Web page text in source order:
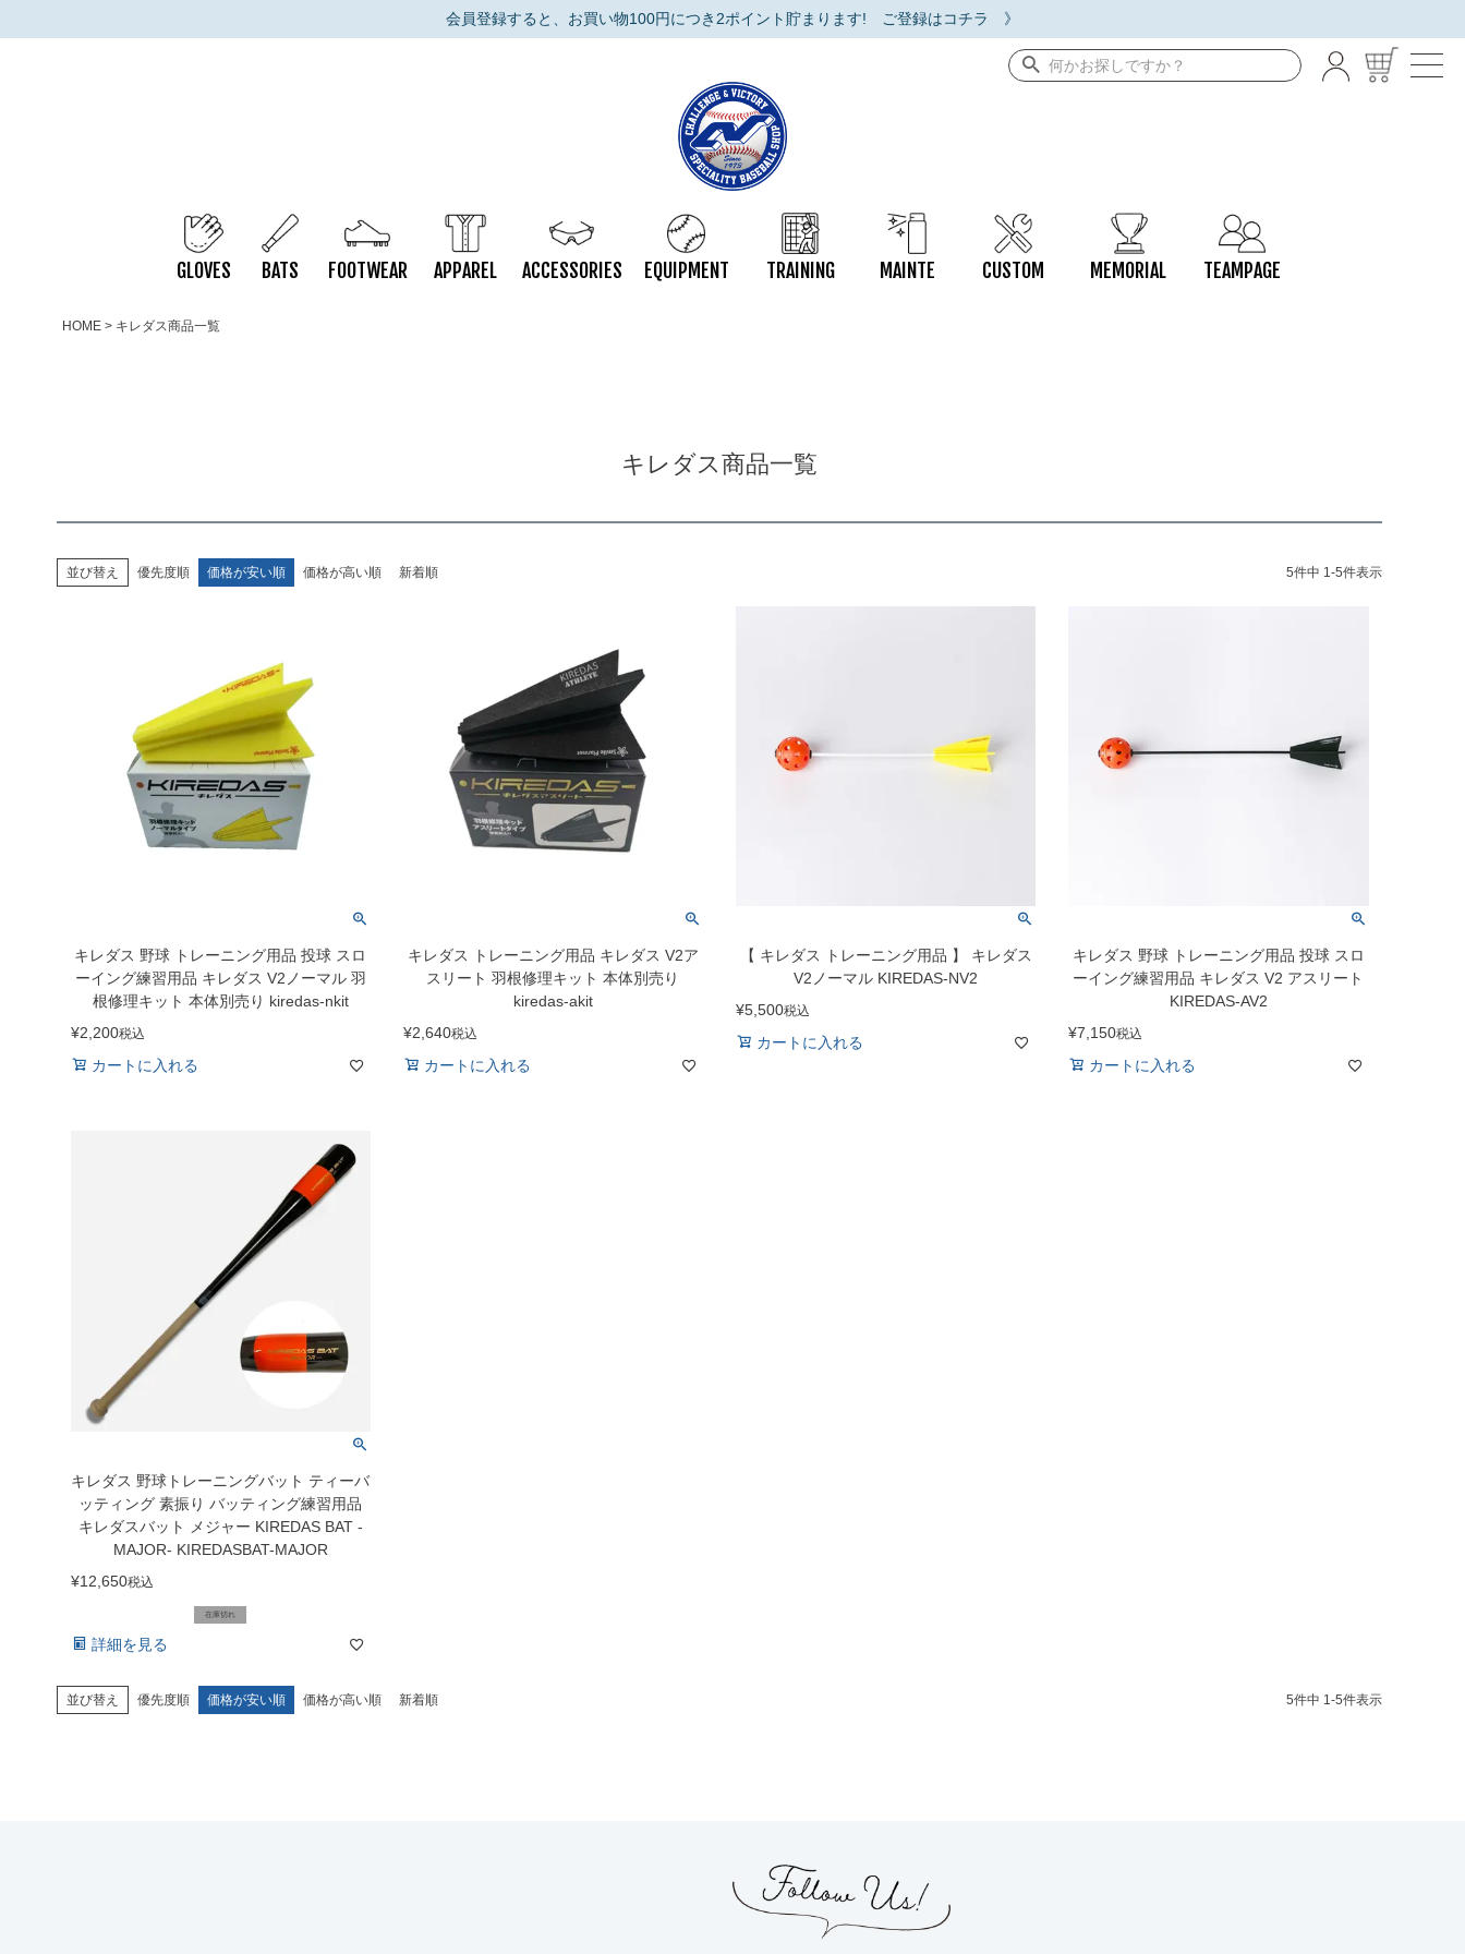
会員登録すると、お買い物100円につき2ポイント貯まります! ご登録はコチラ 》
GLOVES BATS FOOTWEAR APPAREL ACCESSORIES EQUIPMENT TRAINING MAINTE CUSTOM MEMORIAL TEAMPAGE
HOME キレダス商品一覧
キレダス商品一覧
並び替え 優先度順 価格が安い順 価格が高い順 新着順 5件中 1-5件表示
キレダス 野球 トレーニング用品 投球 スロ
ーイング練習用品 キレダス V2ノーマル 羽
根修理キット 本体別売り kiredas-nkit
¥2,200税込
カートに入れる
キレダス トレーニング用品 キレダス V2ア
スリート 羽根修理キット 本体別売り
kiredas-akit
¥2,640税込
カートに入れる
【 キレダス トレーニング用品 】 キレダス
V2ノーマル KIREDAS-NV2
¥5,500税込
カートに入れる
キレダス 野球 トレーニング用品 投球 スロ
ーイング練習用品 キレダス V2 アスリート
KIREDAS-AV2
¥7,150税込
カートに入れる
キレダス 野球トレーニングバット ティーバ
ッティング 素振り バッティング練習用品
キレダスバット メジャー KIREDAS BAT -
MAJOR- KIREDASBAT-MAJOR
¥12,650税込
在庫切れ
詳細を見る
並び替え 優先度順 価格が安い順 価格が高い順 新着順 5件中 1 -5件表示